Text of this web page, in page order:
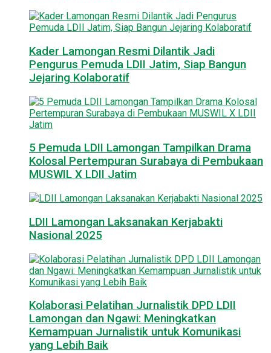
Kader Lamongan Resmi Dilantik Jadi
Pengurus Pemuda LDII Jatim, Siap Bangun
Jejaring Kolaboratif
5 Pemuda LDII Lamongan Tampilkan Drama
Kolosal Pertempuran Surabaya di Pembukaan
MUSWIL X LDII Jatim
LDII Lamongan Laksanakan Kerjabakti
Nasional 2025
Kolaborasi Pelatihan Jurnalistik DPD LDII
Lamongan dan Ngawi: Meningkatkan
Kemampuan Jurnalistik untuk Komunikasi
yang Lebih Baik